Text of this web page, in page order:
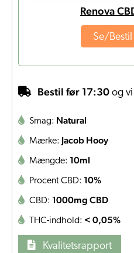
Renova
Se/
Bestil før 17:30 og
Smag: Natural
Mærke: Jacob Hooy
Mængde: 10ml
Procent CBD: 10%
CBD: 1000mg CBD
THC-indhold: < 0,05%
Kvalitetsrapport